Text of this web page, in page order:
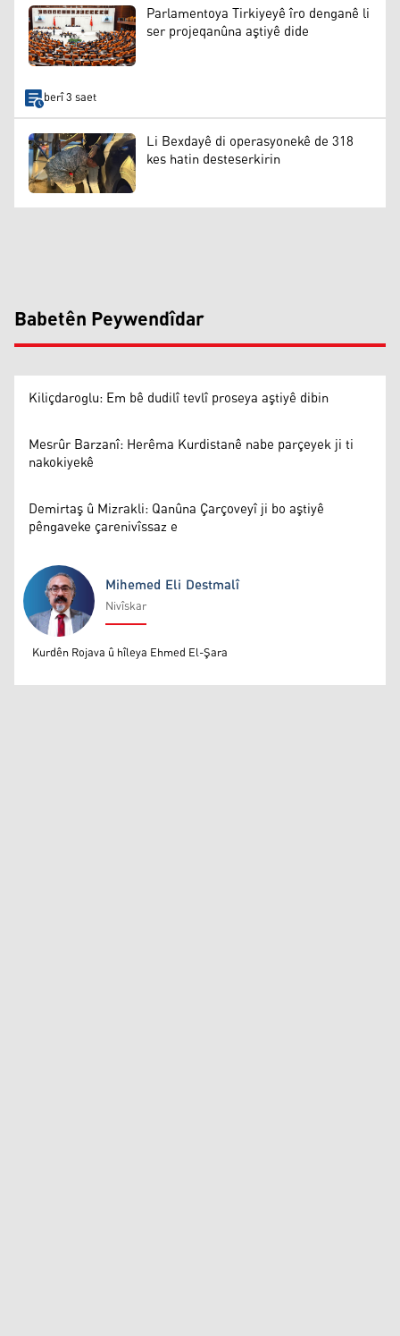
Parlamentoya Tirkiyeyê îro denganê li
ser projeqanûna aştiyê dide
berî 3 saet
Li Bexdayê di operasyonekê de 318
kes hatin desteserkirin
Babetên Peywendîdar
Kiliçdaroglu: Em bê dudilî tevlî proseya aştiyê dibin
Mesrûr Barzanî: Herêma Kurdistanê nabe parçeyek ji ti
nakokiyekê
Demirtaş û Mizrakli: Qanûna Çarçoveyî ji bo aştiyê
pêngaveke çarenivîssaz e
Mihemed Eli Destmalî
Mihemed Eli Destmalî
Nivîskar
Kurdên Rojava û hîleya Ehmed El-Şara